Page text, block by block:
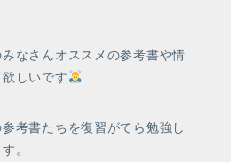
なさんオススメの参考書や情
しいです
考書たちを復習がてら勉強し
。